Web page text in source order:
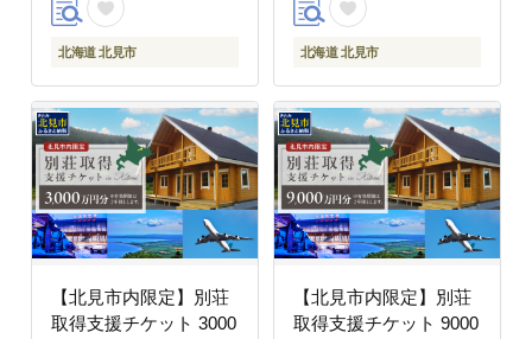
北海道 北見市 北海道 北見市
【北見市内限定】別荘
取得支援チケット 3000
【北見市内限定】別荘
取得支援チケット 9000